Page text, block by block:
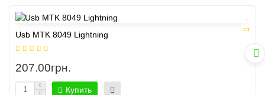
Usb MTK 8049 Lightning
207.00грн.
Купить